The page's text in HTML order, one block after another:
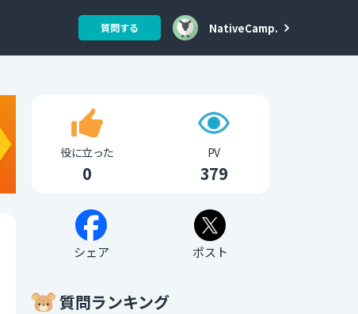
質問する NativeCamp.
役に立った
0
PV
379
シェア ポスト
質問ランキング